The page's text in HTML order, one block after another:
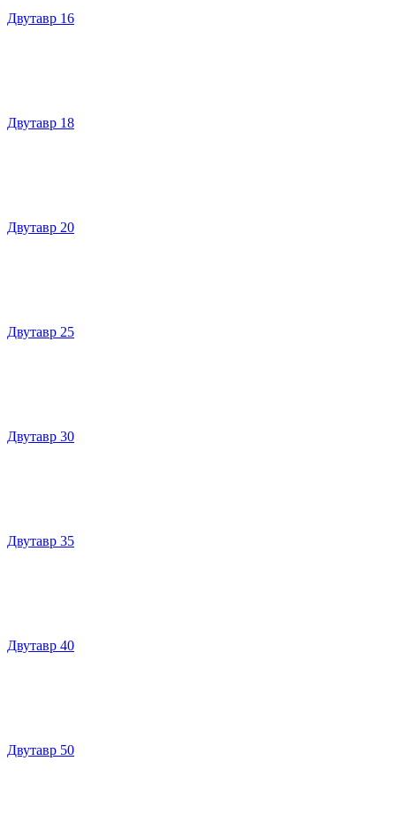
Двутавр 16
Двутавр 18
Двутавр 20
Двутавр 25
Двутавр 30
Двутавр 35
Двутавр 40
Двутавр 50